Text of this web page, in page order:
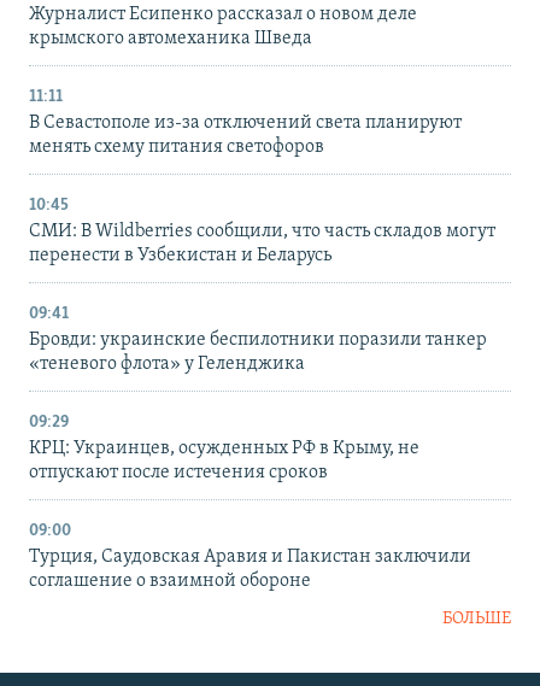
Журналист Есипенко рассказал о новом деле
крымского автомеханика Шведа
11:11
В Севастополе из-за отключений света планируют
менять схему питания светофоров
10:45
СМИ: В Wildberries сообщили, что часть складов могут
перенести в Узбекистан и Беларусь
09:41
Бровди: украинские беспилотники поразили танкер
«теневого флота» у Геленджика
09:29
КРЦ: Украинцев, осужденных РФ в Крыму, не
отпускают после истечения сроков
09:00
Турция, Саудовская Аравия и Пакистан заключили
соглашение о взаимной обороне
БОЛЬШЕ